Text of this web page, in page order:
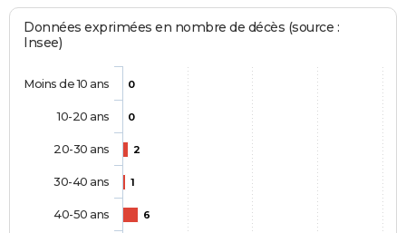
Données exprimées en nombre de décès (source :
Insee)
0
0
2
1
6
Moins de 10 ans
10-20 ans
20-30 ans
30-40 ans
40-50 ans